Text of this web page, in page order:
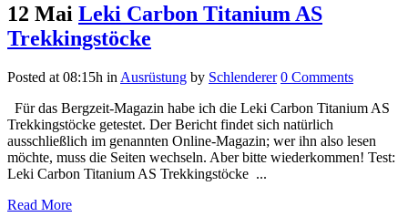
12 Mai Leki Carbon Titanium AS
Trekkingstöcke
Posted at 08:15h in Ausrüstung by Schlenderer 0 Comments
Für das Bergzeit-Magazin habe ich die Leki Carbon Titanium AS
Trekkingstöcke getestet. Der Bericht findet sich natürlich
ausschließlich im genannten Online-Magazin; wer ihn also lesen
möchte, muss die Seiten wechseln. Aber bitte wiederkommen! Test:
Leki Carbon Titanium AS Trekkingstöcke ...
Read More